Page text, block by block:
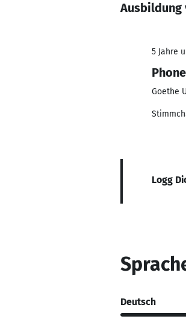
Ausbildung
5 Jahre
Goethe
Logg
Deutsch